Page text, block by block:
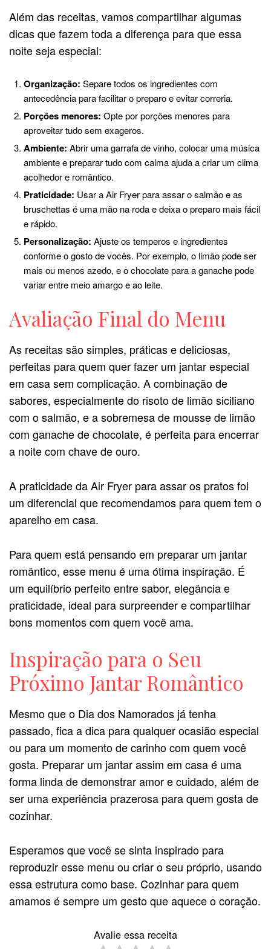
Além das receitas, vamos compartilhar algumas
dicas que fazem toda a diferença para que essa
noite seja especial:
Organização: Separe todos os ingredientes com
antecedência para facilitar o preparo e evitar correria.
Porções menores: Opte por porções menores para
aproveitar tudo sem exageros.
Ambiente: Abrir uma garrafa de vinho, colocar uma música
ambiente e preparar tudo com calma ajuda a criar um clima
acolhedor e romântico.
Praticidade: Usar a Air Fryer para assar o salmão e as
bruschettas é uma mão na roda e deixa o preparo mais fácil
e rápido.
Personalização: Ajuste os temperos e ingredientes
conforme o gosto de vocês. Por exemplo, o limão pode ser
mais ou menos azedo, e o chocolate para a ganache pode
variar entre meio amargo e ao leite.
Avaliação Final do Menu
As receitas são simples, práticas e deliciosas,
perfeitas para quem quer fazer um jantar especial
em casa sem complicação. A combinação de
sabores, especialmente do risoto de limão siciliano
com o salmão, e a sobremesa de mousse de limão
com ganache de chocolate, é perfeita para encerrar
a noite com chave de ouro.
A praticidade da Air Fryer para assar os pratos foi
um diferencial que recomendamos para quem tem o
aparelho em casa.
Para quem está pensando em preparar um jantar
romântico, esse menu é uma ótima inspiração. É
um equilíbrio perfeito entre sabor, elegância e
praticidade, ideal para surpreender e compartilhar
bons momentos com quem você ama.
Inspiração para o Seu
Próximo Jantar Romântico
Mesmo que o Dia dos Namorados já tenha
passado, fica a dica para qualquer ocasião especial
ou para um momento de carinho com quem você
gosta. Preparar um jantar assim em casa é uma
forma linda de demonstrar amor e cuidado, além de
ser uma experiência prazerosa para quem gosta de
cozinhar.
Esperamos que você se sinta inspirado para
reproduzir esse menu ou criar o seu próprio, usando
essa estrutura como base. Cozinhar para quem
amamos é sempre um gesto que aquece o coração.
Avalie essa receita